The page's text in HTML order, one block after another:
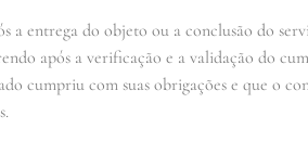
a entrega do objeto ou a conclusão do
após a verificação e a validação do
cumpriu com suas obrigações e que o